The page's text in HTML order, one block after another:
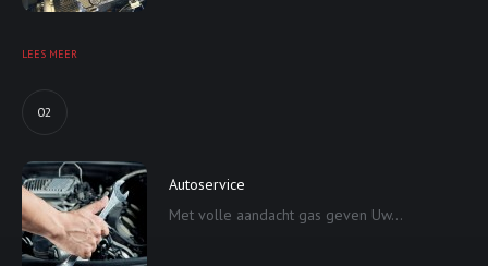
LEES MEER
02
Autoservice
Met volle aandacht gas geven Uw...